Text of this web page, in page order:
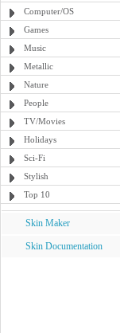
Computer/OS
Games
Music
Metallic
Nature
People
TV/Movies
Holidays
Sci-Fi
Stylish
Top 10
Skin Maker
Skin Documentation